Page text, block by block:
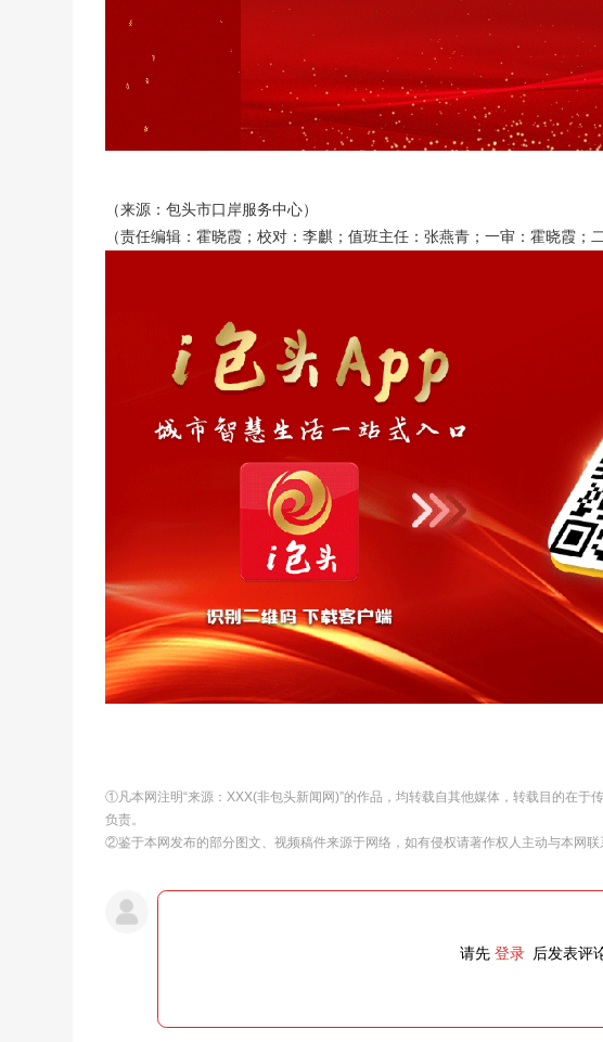
（来源：包头市口岸服务中心）
（责任编辑：霍晓霞；校对：李麒；值班主任：张燕青；一审：霍晓霞；
①凡本网注明“来源：XXX(非包头新闻网)”的作品，均转载自其他媒体，转载目的在于
负责。
②鉴于本网发布的部分图文、视频稿件来源于网络，如有侵权请著作权人主动与本网联
请先 登录 后发表评